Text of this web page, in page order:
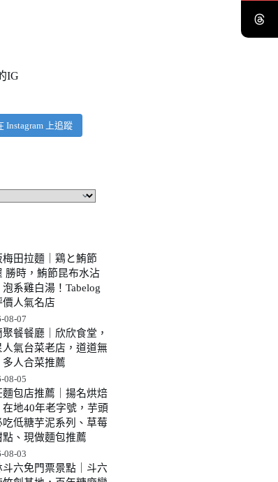
IG
Instagram 上追蹤
梅田拉麵｜鶏と鮪節
勝時，鮪節昆布水沾
泡系雞白湯！Tabelog
價人氣名店
08-07
聚餐餐廳｜欣欣食堂，
人氣台菜老店，道道無
多人合菜推薦
08-05
麵包店推薦｜揚名烘焙
在地40年老字號，芋頭
吃低糖芋泥系列、草莓
點、現做麵包推薦
08-03
斗六免門票景點｜斗六